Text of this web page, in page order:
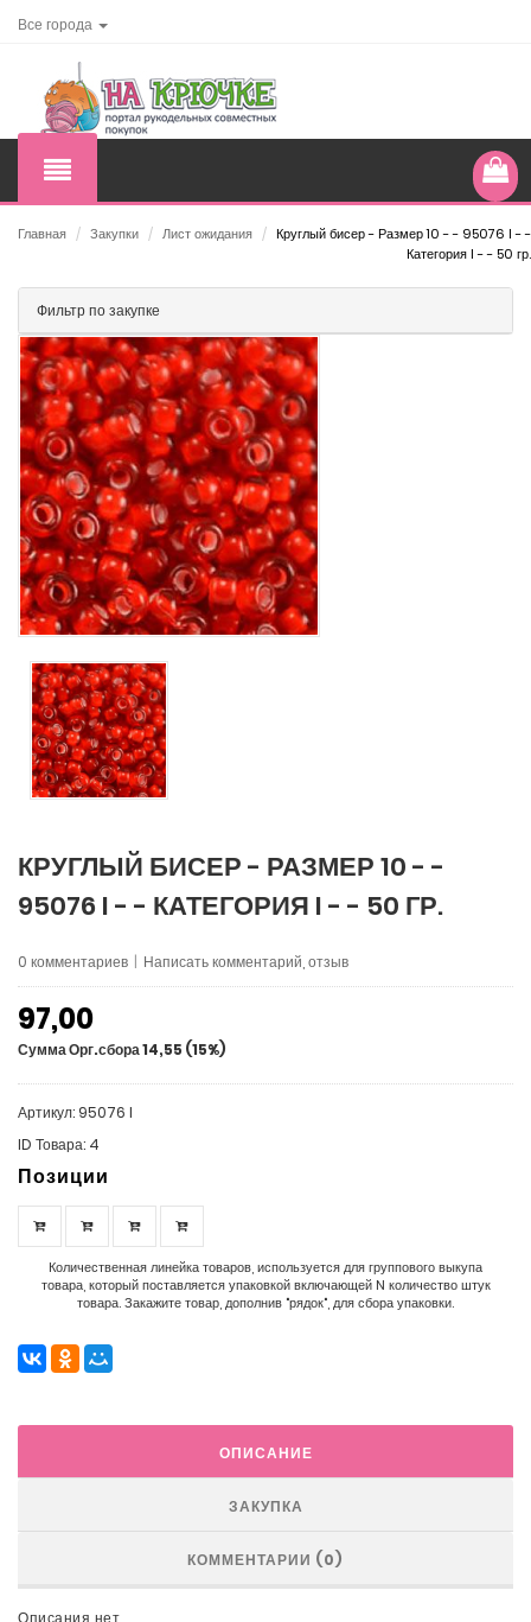
Все города
Главная / Закупки / Лист ожидания / Круглый бисер - Размер 10 - - 95076 I - -
Категория I - - 50 гр.
Фильтр по закупке
КРУГЛЫЙ БИСЕР - РАЗМЕР 10 - -
95076 I - - КАТЕГОРИЯ I - - 50 ГР.
0 комментариев | Написать комментарий, отзыв
97,00
Сумма Орг.сбора 14,55 (15%)
Артикул: 95076 I
ID Товара: 4
Позиции
Количественная линейка товаров, используется для группового выкупа
товара, который поставляется упаковкой включающей N количество штук
товара. Закажите товар, дополнив "рядок", для сбора упаковки.
ОПИСАНИЕ
ЗАКУПКА
КОММЕНТАРИИ (0)
Описания нет